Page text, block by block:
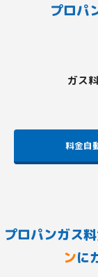
プロパ
ガス
料金自
プロパンガス
ンに